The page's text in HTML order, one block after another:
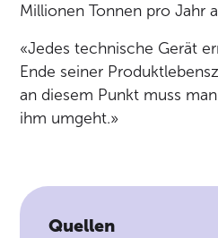
Millionen Tonnen pro Jahr
«Jedes technische Gerät
Ende seiner
an diesem Punkt muss
ihm umgeht.»
Quellen